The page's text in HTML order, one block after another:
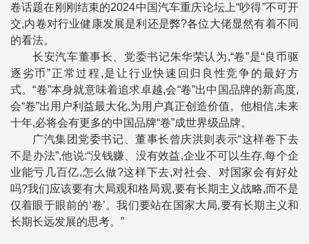
卷话题在刚刚结束的2024中国汽车重庆论坛上“吵得”不可开
交,内卷对行业健康发展是利还是弊?各位大佬显然有着不同
的看法。
长安汽车董事长、党委书记朱华荣认为,“卷”是“良币驱
逐劣币”正常过程,是让行业快速回归良性竞争的最好方
式。“卷”本身就意味着追求卓越,会“卷”出中国品牌的新高度,
会“卷”出用户利益最大化,为用户真正创造价值。他相信,未来
十年,必将会有更多的中国品牌“卷”成世界级品牌。
广汽集团党委书记、董事长曾庆洪则表示“这样卷下去
不是办法”,他说:“没钱赚、没有效益,企业不可以生存,每个企
业能亏几百亿,怎么做?这样下去,对社会、对国家会有好处
吗?我们应该要有大局观和格局观,要有长期主义战略,而不是
仅着眼于眼前的‘卷’。我们要站在国家大局,要有长期主义和
长期长远发展的思考。”